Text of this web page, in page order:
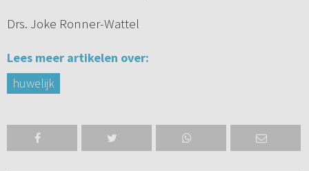
Drs. Joke Ronner-Wattel
Lees meer artikelen over:
huwelijk